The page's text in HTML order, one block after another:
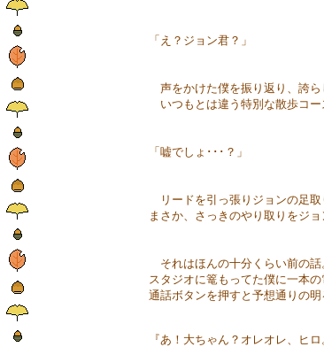
「え？ジョン君？」
声をかけた僕を振り返り、誇ら
いつもとは違う特別な散歩コー
「嘘でしょ･･･？」
リードを引っ張りジョンの足取
まさか、さっきのやり取りをジ
それはほんの十分くらい前の話
スタジオに篭もってた僕に一本
通話ボタンを押すと予想通りの明
『あ！大ちゃん？オレオレ、ヒロ